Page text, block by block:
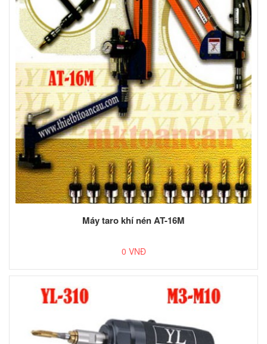
Máy taro khí nén AT-16M
0 VNĐ